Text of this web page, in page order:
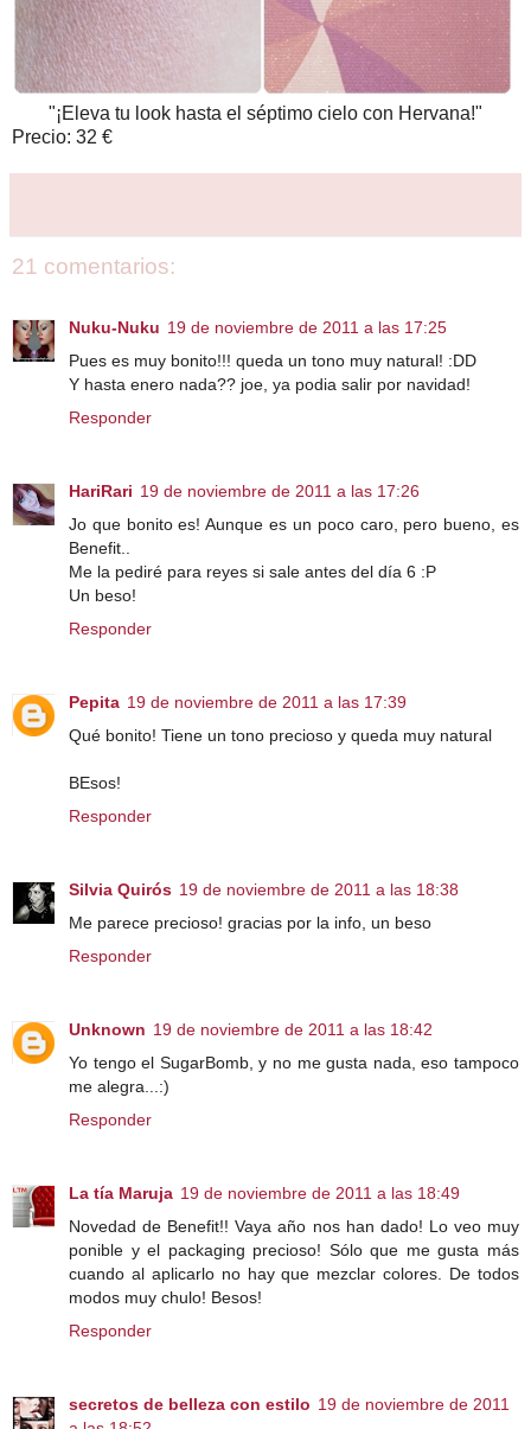
"¡Eleva tu look hasta el séptimo cielo con Hervana!"
Precio: 32 €
21 comentarios:
Nuku-Nuku 19 de noviembre de 2011 a las 17:25
Pues es muy bonito!!! queda un tono muy natural! :DD
Y hasta enero nada?? joe, ya podia salir por navidad!
Responder
HariRari 19 de noviembre de 2011 a las 17:26
Jo que bonito es! Aunque es un poco caro, pero bueno, es
Benefit..
Me la pediré para reyes si sale antes del día 6 :P
Un beso!
Responder
Pepita 19 de noviembre de 2011 a las 17:39
Qué bonito! Tiene un tono precioso y queda muy natural
BEsos!
Responder
Silvia Quirós 19 de noviembre de 2011 a las 18:38
Me parece precioso! gracias por la info, un beso
Responder
Unknown 19 de noviembre de 2011 a las 18:42
Yo tengo el SugarBomb, y no me gusta nada, eso tampoco
me alegra...:)
Responder
La tía Maruja 19 de noviembre de 2011 a las 18:49
Novedad de Benefit!! Vaya año nos han dado! Lo veo muy
ponible y el packaging precioso! Sólo que me gusta más
cuando al aplicarlo no hay que mezclar colores. De todos
modos muy chulo! Besos!
Responder
secretos de belleza con estilo 19 de noviembre de 2011